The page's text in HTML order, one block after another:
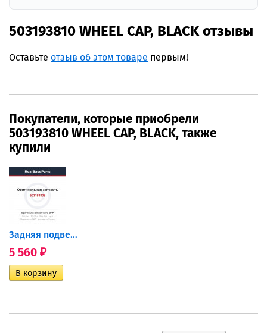
503193810 WHEEL CAP, BLACK отзывы
Оставьте отзыв об этом товаре первым!
Покупатели, которые приобрели
503193810 WHEEL CAP, BLACK, также
купили
Задняя подвеска, Lynx 49...
5 560 ₽